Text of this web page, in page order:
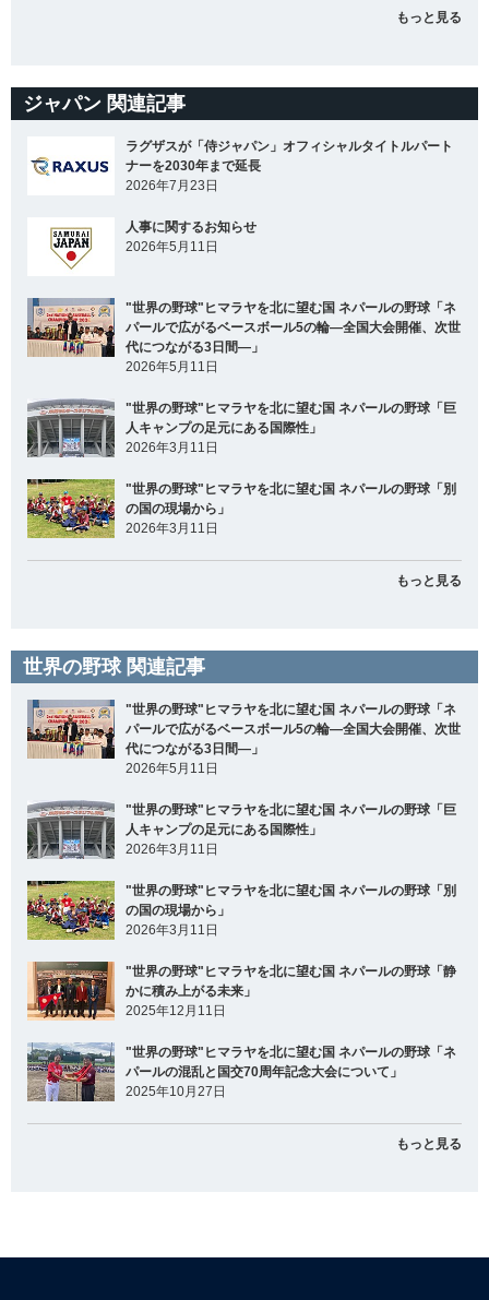
もっと見る
ジャパン 関連記事
ラグザスが「侍ジャパン」オフィシャルタイトルパート
ナーを2030年まで延長
2026年7月23日
人事に関するお知らせ
2026年5月11日
"世界の野球"ヒマラヤを北に望む国 ネパールの野球「ネ
パールで広がるベースボール5の輪―全国大会開催、次世
代につながる3日間―」
2026年5月11日
"世界の野球"ヒマラヤを北に望む国 ネパールの野球「巨
人キャンプの足元にある国際性」
2026年3月11日
"世界の野球"ヒマラヤを北に望む国 ネパールの野球「別
の国の現場から」
2026年3月11日
もっと見る
世界の野球 関連記事
"世界の野球"ヒマラヤを北に望む国 ネパールの野球「ネ
パールで広がるベースボール5の輪―全国大会開催、次世
代につながる3日間―」
2026年5月11日
"世界の野球"ヒマラヤを北に望む国 ネパールの野球「巨
人キャンプの足元にある国際性」
2026年3月11日
"世界の野球"ヒマラヤを北に望む国 ネパールの野球「別
の国の現場から」
2026年3月11日
"世界の野球"ヒマラヤを北に望む国 ネパールの野球「静
かに積み上がる未来」
2025年12月11日
"世界の野球"ヒマラヤを北に望む国 ネパールの野球「ネ
パールの混乱と国交70周年記念大会について」
2025年10月27日
もっと見る